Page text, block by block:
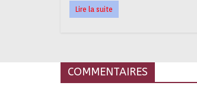
Lire la suite
COMMENTAIRES